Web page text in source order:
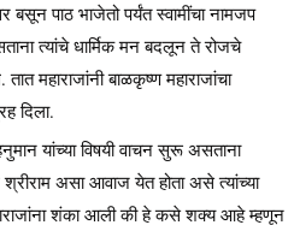
बसून पाठ भाजेतो पर्यंत स्वामींचा नामजप
त्यांचे धार्मिक मन बदलून ते रोजचे
महाराजांनी बाळकृष्ण महाराजांचा
दिला.
यांच्या विषयी वाचन सुरू असताना
श्रीराम असा आवाज येत होता असे त्यांच्या
शंका आली की हे कसे शक्य आहे म्हणून